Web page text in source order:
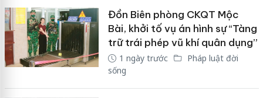
Đồn Biên phòng CKQT Mộc
Bài, khởi tố vụ án hình sự “Tàng
trữ trái phép vũ khí quân dụng”
1 ngày trước
Pháp luật đời
sống